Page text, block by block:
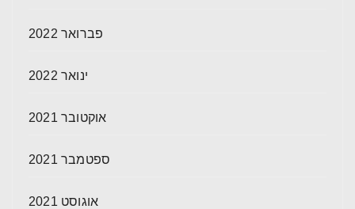
פברואר 2022
ינואר 2022
אוקטובר 2021
ספטמבר 2021
אוגוסט 2021